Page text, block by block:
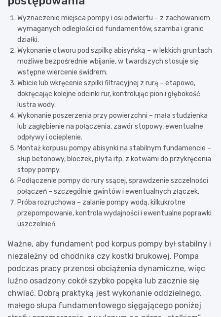
Wyznaczenie miejsca pompy i osi odwiertu – z zachowaniem
wymaganych odległości od fundamentów, szamba i granic
działki.
Wykonanie otworu pod szpilkę abisyńską – w lekkich gruntach
możliwe bezpośrednie wbijanie, w twardszych stosuje się
wstępne wiercenie świdrem.
Wbicie lub wkręcenie szpilki filtracyjnej z rurą – etapowo,
dokręcając kolejne odcinki rur, kontrolując pion i głębokość
lustra wody.
Wykonanie poszerzenia przy powierzchni – mała studzienka
lub zagłębienie na połączenia, zawór stopowy, ewentualne
odpływy i ocieplenie.
Montaż korpusu pompy abisynki na stabilnym fundamencie –
słup betonowy, bloczek, płyta itp. z kotwami do przykręcenia
stopy pompy.
Podłączenie pompy do rury ssącej, sprawdzenie szczelności
połączeń – szczególnie gwintów i ewentualnych złączek.
Próba rozruchowa – zalanie pompy wodą, kilkukrotne
przepompowanie, kontrola wydajności i ewentualne poprawki
uszczelnień.
Ważne, aby fundament pod korpus pompy był stabilny i
niezależny od chodnika czy kostki brukowej. Pompa
podczas pracy przenosi obciążenia dynamiczne, więc
luźno osadzony cokół szybko popęka lub zacznie się
chwiać. Dobrą praktyką jest wykonanie oddzielnego,
małego słupa fundamentowego sięgającego poniżej